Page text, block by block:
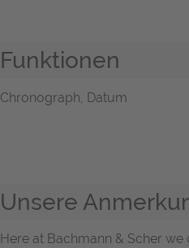
Funktionen
Chronograph, Datum
Unsere
Here at Bachmann & Scher